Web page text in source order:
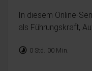
In diesem Online-
als Führungskraft,
timelapse 0 Std. 00 Min.